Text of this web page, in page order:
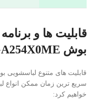
قابلیت ها و
بوش WGA254X0ME
قابلیت های متنوع لباسشویی
سریع ترین زمان ممکن انواع
خواهیم کرد: